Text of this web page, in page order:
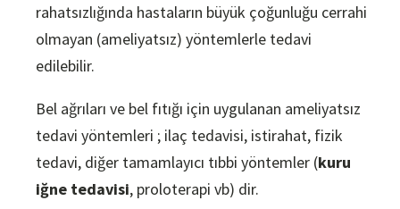
rahatsızlığında hastaların büyük çoğunluğu cerrahi
olmayan (ameliyatsız) yöntemlerle tedavi
edilebilir.
Bel ağrıları ve bel fıtığı için uygulanan ameliyatsız
tedavi yöntemleri ; ilaç tedavisi, istirahat, fizik
tedavi, diğer tamamlayıcı tıbbi yöntemler (kuru
iğne tedavisi, proloterapi vb) dir.